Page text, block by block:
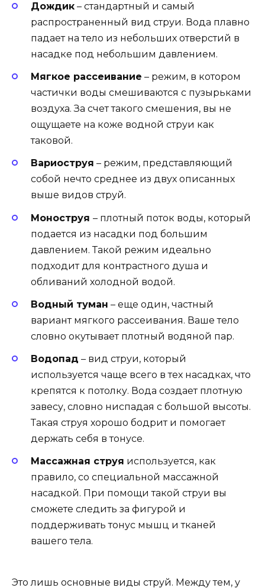
Дождик – стандартный и самый
распространенный вид струи. Вода плавно
падает на тело из небольших отверстий в
насадке под небольшим давлением.
Мягкое рассеивание – режим, в котором
частички воды смешиваются с пузырьками
воздуха. За счет такого смешения, вы не
ощущаете на коже водной струи как
таковой.
Вариоструя – режим, представляющий
собой нечто среднее из двух описанных
выше видов струй.
Моноструя – плотный поток воды, который
подается из насадки под большим
давлением. Такой режим идеально
подходит для контрастного душа и
обливаний холодной водой.
Водный туман – еще один, частный
вариант мягкого рассеивания. Ваше тело
словно окутывает плотный водяной пар.
Водопад – вид струи, который
используется чаще всего в тех насадках, что
крепятся к потолку. Вода создает плотную
завесу, словно ниспадая с большой высоты.
Такая струя хорошо бодрит и помогает
держать себя в тонусе.
Массажная струя используется, как
правило, со специальной массажной
насадкой. При помощи такой струи вы
сможете следить за фигурой и
поддерживать тонус мышц и тканей
вашего тела.
Это лишь основные виды струй. Между тем, у